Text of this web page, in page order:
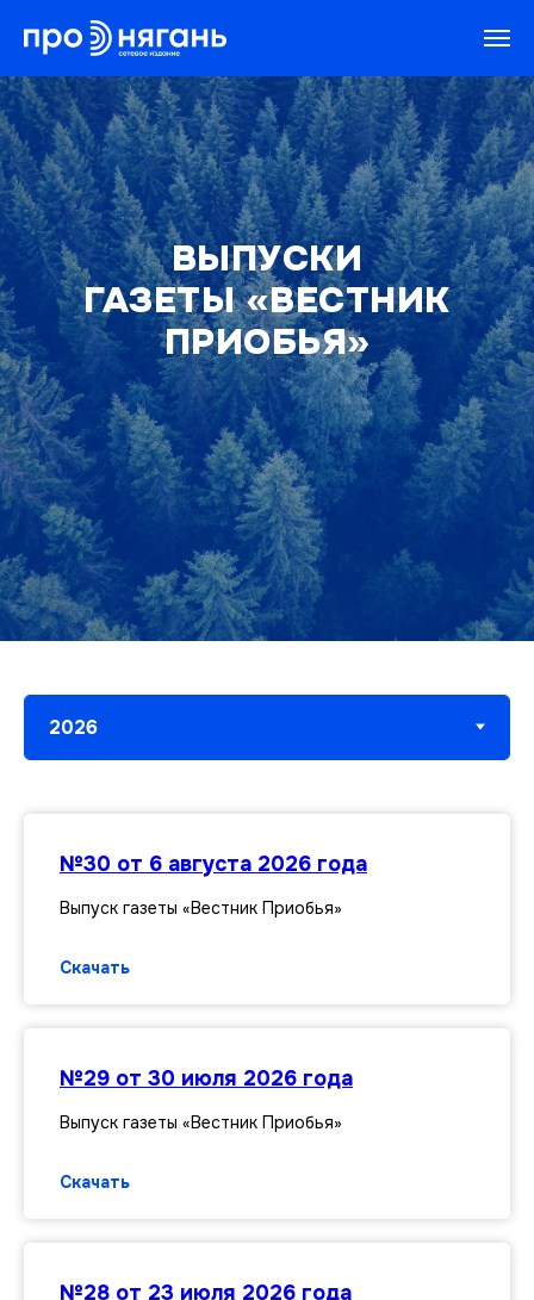
ВЫПУСКИ
ГАЗЕТЫ «ВЕСТНИК
ПРИОБЬЯ»
№30 от 6 августа 2026 года
Выпуск газеты «Вестник Приобья»
Скачать
№29 от 30 июля 2026 года
Выпуск газеты «Вестник Приобья»
Скачать
№28 от 23 июля 2026 года